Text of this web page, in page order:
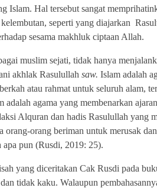
Islam. Hal tersebut sangat
seperti yang diajarkan
sesama makhluk ciptaan Allah.
muslim sejati, tidak hanya
akhlak Rasulullah saw. Islam adalah
atau rahmat untuk seluruh alam,
adalah agama yang membenarkan
Alquran dan hadis Rasulullah yang
orang-orang beriman untuk merusak
apa pun (Rusdi, 2019: 25).
yang diceritakan Cak Rusdi pada
tidak kaku. Walaupun